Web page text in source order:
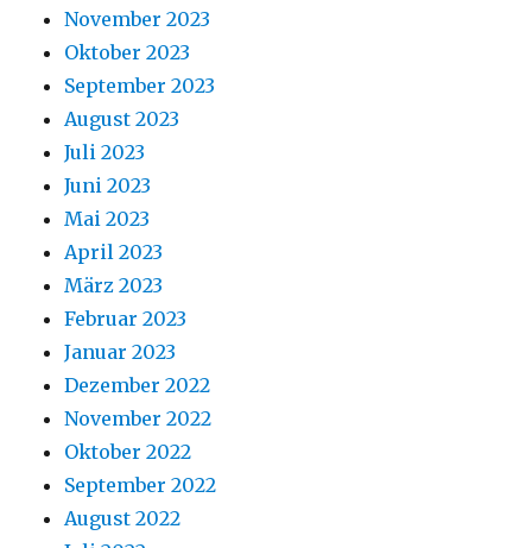
November 2023
Oktober 2023
September 2023
August 2023
Juli 2023
Juni 2023
Mai 2023
April 2023
März 2023
Februar 2023
Januar 2023
Dezember 2022
November 2022
Oktober 2022
September 2022
August 2022